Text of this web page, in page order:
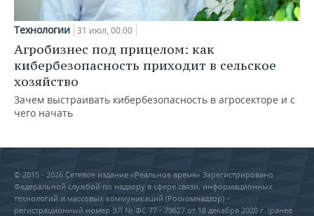
Технологии 31 июл, 00:00
Агробизнес под прицелом: как
кибербезопасность приходит в сельское
хозяйство
Зачем выстраивать кибербезопасность в агросекторе и с
чего начать
© 2015 - 2026 Сетевое издание «Реальное время» Зарегистрировано
Федеральной службой по надзору в сфере связи, информационных
технологий и массовых коммуникаций (Роскомнадзор) –
регистрационный номер ЭЛ № ФС 77 - 79627 от 18 декабря 2020 г. (ранее